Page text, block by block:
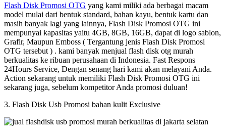
Flash Disk Promosi OTG yang kami miliki ada berbagai macam
model mulai dari bentuk standard, bahan kayu, bentuk kartu dan
masih banyak lagi yang lainnya, Flash Disk Promosi OTG ini
mempunyai kapasitas yaitu 4GB, 8GB, 16GB, dapat di logo sablon,
Grafir, Maupun Emboss ( Tergantung jenis Flash Disk Promosi
OTG tersebut ) . kami banyak menjual flash disk otg murah
berkualitas ke ribuan perusahaan di Indonesia. Fast Respons
24Hours Service, Dengan senang hari kami akan melayani Anda.
Action sekarang untuk memiliki Flash Disk Promosi OTG ini
sekarang juga, sebelum kompetitor Anda promosi duluan!
3. Flash Disk Usb Promosi bahan kulit Exclusive